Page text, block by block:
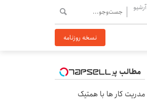
آرشیو
نسخه روزنامه
مطالب پیشنهادی
مدریت کار ها با همتیک